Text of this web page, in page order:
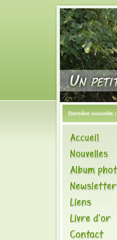
Dernière nouvelle :